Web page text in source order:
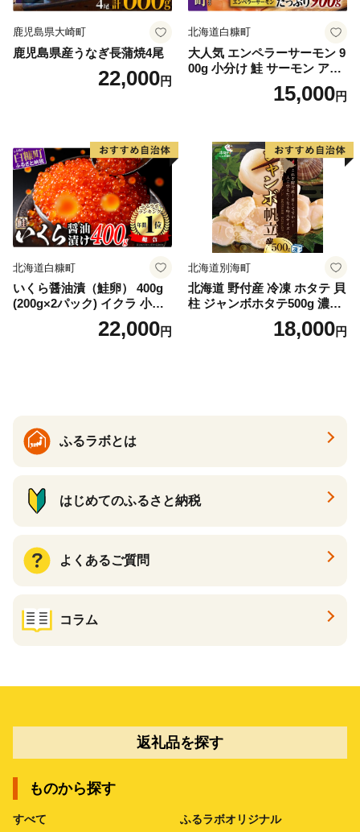
鹿児島県大崎町
鹿児島県産うなぎ長蒲焼4尾
22,000円
北海道白糠町
大人気 エンペラーサーモン 9
00g 小分け 鮭 サーモン アト
ランティックサーモン 水産
庁長官賞 受賞 さけ シャケ し
満足 美味しい 贈答 生食用 刺
身 お刺身 刺し身 魚介類 海鮮
冷凍 厚切り 薄切り ふるさと
納税 ふるさとチョイス チョ
イス 北海道 白糠町
15,000円
北海道白糠町
いくら醤油漬（鮭卵） 400g
(200g×2パック) イクラ 小分
け いくら醤油漬 鮭いくら い
くら醤油漬け 鮭 鮭卵 ikura
22,000円
北海道別海町
北海道 野付産 冷凍 ホタテ 貝
柱 ジャンボホタテ500g 濃厚
な旨味と甘み （ほたて ホタ
テ 帆立 貝柱 ホタテ貝柱 大玉
18,000円
ふるラボとは
はじめてのふるさと納税
よくあるご質問
コラム
返礼品を探す
ものから探す
すべて ふるラボオリジナル